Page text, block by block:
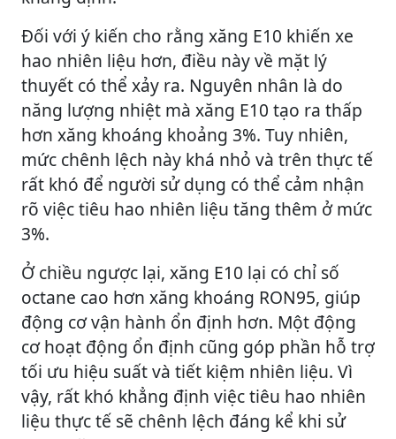
Đối với ý kiến cho rằng xăng E10 khiến xe
hao nhiên liệu hơn, điều này về mặt lý
thuyết có thể xảy ra. Nguyên nhân là do
năng lượng nhiệt mà xăng E10 tạo ra thấp
hơn xăng khoáng khoảng 3%. Tuy nhiên,
mức chênh lệch này khá nhỏ và trên thực tế
rất khó để người sử dụng có thể cảm nhận
rõ việc tiêu hao nhiên liệu tăng thêm ở mức
3%.
Ở chiều ngược lại, xăng E10 lại có chỉ số
octane cao hơn xăng khoáng RON95, giúp
động cơ vận hành ổn định hơn. Một động
cơ hoạt động ổn định cũng góp phần hỗ trợ
tối ưu hiệu suất và tiết kiệm nhiên liệu. Vì
vậy, rất khó khẳng định việc tiêu hao nhiên
liệu thực tế sẽ chênh lệch đáng kể khi sử